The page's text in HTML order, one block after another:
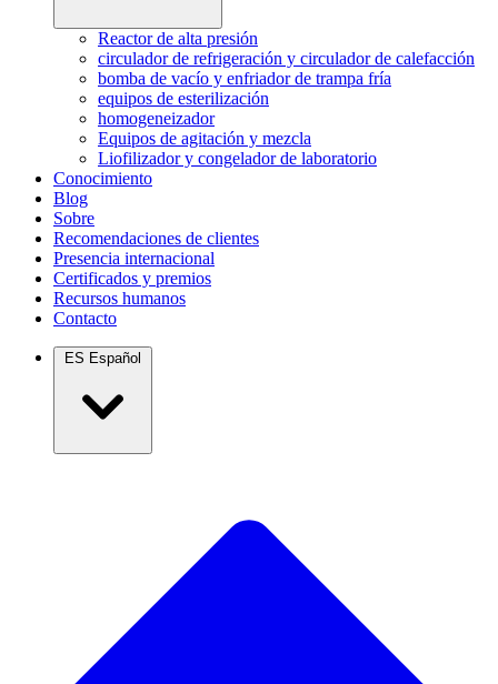
Reactor de alta presión
circulador de refrigeración y circulador de calefacción
bomba de vacío y enfriador de trampa fría
equipos de esterilización
homogeneizador
Equipos de agitación y mezcla
Liofilizador y congelador de laboratorio
Conocimiento
Blog
Sobre
Recomendaciones de clientes
Presencia internacional
Certificados y premios
Recursos humanos
Contacto
ES Español